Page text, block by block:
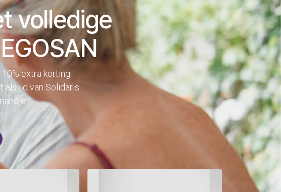
volledige
10% extra korting
lid van Solidaris.